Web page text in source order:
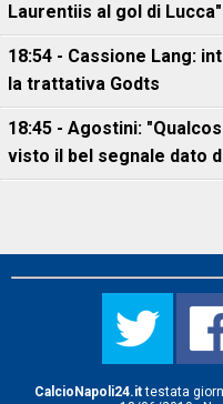
Laurentiis al gol di Lucca"
18:54 - Cassione Lang:
la trattativa Godts
18:45 - Agostini:
visto il bel segnale dato
CalcioNapoli24.ittestata